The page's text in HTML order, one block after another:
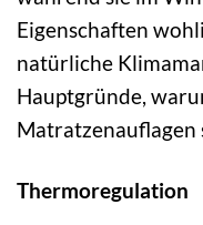
Eigenschaften
natürliche
Hauptgründe,
Matratzenauflagen
Thermoregulation